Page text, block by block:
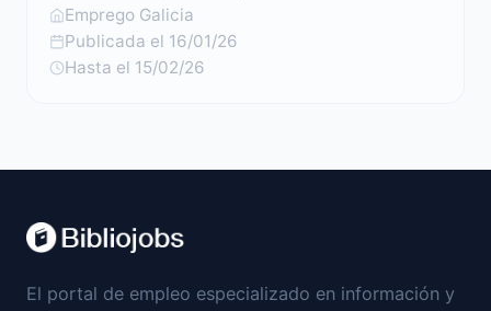
Emprego Galicia
Publicada el 16/01/26
Hasta el 15/02/26
El portal de empleo especializado en información y